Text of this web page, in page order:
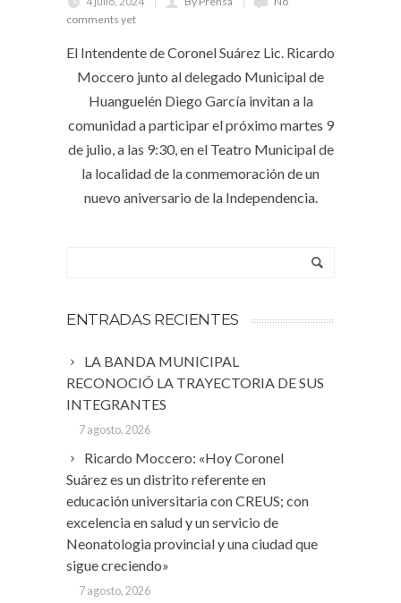
comments yet
El Intendente de Coronel Suárez Lic. Ricardo
Moccero junto al delegado Municipal de
Huanguelén Diego García invitan a la
comunidad a participar el próximo martes 9
de julio, a las 9:30, en el Teatro Municipal de
la localidad de la conmemoración de un
nuevo aniversario de la Independencia.
ENTRADAS RECIENTES
LA BANDA MUNICIPAL
RECONOCIÓ LA TRAYECTORIA DE SUS
INTEGRANTES
7 agosto, 2026
Ricardo Moccero: «Hoy Coronel
Suárez es un distrito referente en
educación universitaria con CREUS; con
excelencia en salud y un servicio de
Neonatologia provincial y una ciudad que
sigue creciendo»
7 agosto, 2026